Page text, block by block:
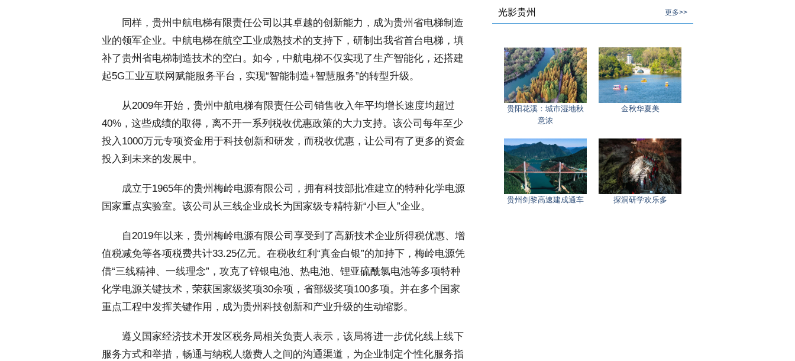
同样，贵州中航电梯有限责任公司以其卓越的创新能力，成为贵州省电梯制造
业的领军企业。中航电梯在航空工业成熟技术的支持下，研制出我省首台电梯，填
补了贵州省电梯制造技术的空白。如今，中航电梯不仅实现了生产智能化，还搭建
起5G工业互联网赋能服务平台，实现“智能制造+智慧服务”的转型升级。
从2009年开始，贵州中航电梯有限责任公司销售收入年平均增长速度均超过
40%，这些成绩的取得，离不开一系列税收优惠政策的大力支持。该公司每年至少
投入1000万元专项资金用于科技创新和研发，而税收优惠，让公司有了更多的资金
投入到未来的发展中。
成立于1965年的贵州梅岭电源有限公司，拥有科技部批准建立的特种化学电源
国家重点实验室。该公司从三线企业成长为国家级专精特新“小巨人”企业。
自2019年以来，贵州梅岭电源有限公司享受到了高新技术企业所得税优惠、增
值税减免等各项税费共计33.25亿元。在税收红利“真金白银”的加持下，梅岭电源凭
借“三线精神、一线理念”，攻克了锌银电池、热电池、锂亚硫酰氯电池等多项特种
化学电源关键技术，荣获国家级奖项30余项，省部级奖项100多项。并在多个国家
重点工程中发挥关键作用，成为贵州科技创新和产业升级的生动缩影。
遵义国家经济技术开发区税务局相关负责人表示，该局将进一步优化线上线下
服务方式和举措，畅通与纳税人缴费人之间的沟通渠道，为企业制定个性化服务指
光影贵州 更多>>
贵阳花溪：城市湿地秋
意浓
金秋华夏美
贵州剑黎高速建成通车 探洞研学欢乐多